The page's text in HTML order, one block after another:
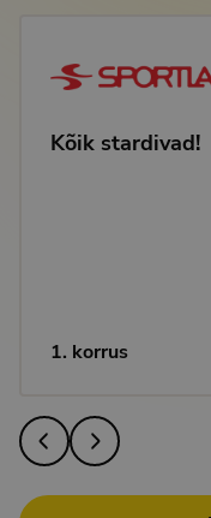
Kõik stardivad!
1. korrus